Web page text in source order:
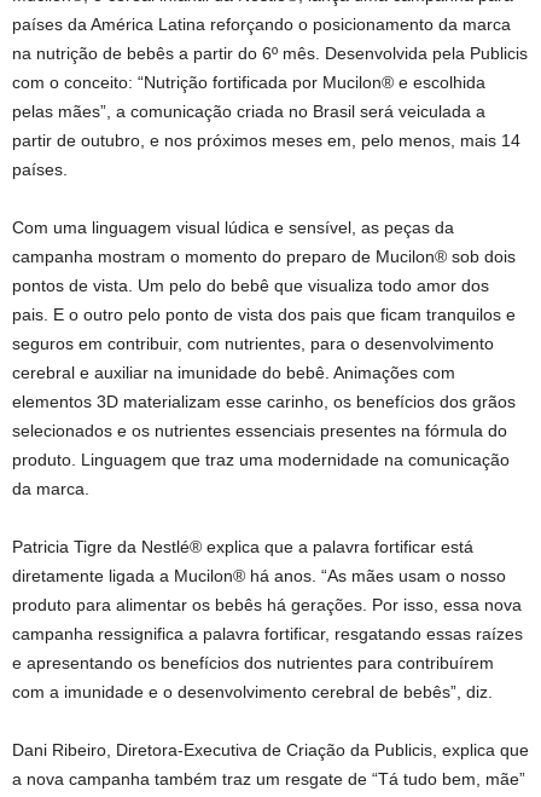
países da América Latina reforçando o posicionamento da marca
na nutrição de bebês a partir do 6º mês. Desenvolvida pela Publicis
com o conceito: “Nutrição fortificada por Mucilon® e escolhida
pelas mães”, a comunicação criada no Brasil será veiculada a
partir de outubro, e nos próximos meses em, pelo menos, mais 14
países.
Com uma linguagem visual lúdica e sensível, as peças da
campanha mostram o momento do preparo de Mucilon® sob dois
pontos de vista. Um pelo do bebê que visualiza todo amor dos
pais. E o outro pelo ponto de vista dos pais que ficam tranquilos e
seguros em contribuir, com nutrientes, para o desenvolvimento
cerebral e auxiliar na imunidade do bebê. Animações com
elementos 3D materializam esse carinho, os benefícios dos grãos
selecionados e os nutrientes essenciais presentes na fórmula do
produto. Linguagem que traz uma modernidade na comunicação
da marca.
Patricia Tigre da Nestlé® explica que a palavra fortificar está
diretamente ligada a Mucilon® há anos. “As mães usam o nosso
produto para alimentar os bebês há gerações. Por isso, essa nova
campanha ressignifica a palavra fortificar, resgatando essas raízes
e apresentando os benefícios dos nutrientes para contribuírem
com a imunidade e o desenvolvimento cerebral de bebês”, diz.
Dani Ribeiro, Diretora-Executiva de Criação da Publicis, explica que
a nova campanha também traz um resgate de “Tá tudo bem, mãe”